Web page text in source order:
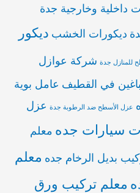
داخلية وخارجية جدة
ديكورات الخشب ديكور
للمنازل جدة شركة عوازل
في القطيف عامل بوية
عزل الأسطح ضد الرطوبة جدة عزل
سيارات جده معلم
بديل الرخام جده معلم
معلم تركيب ورق